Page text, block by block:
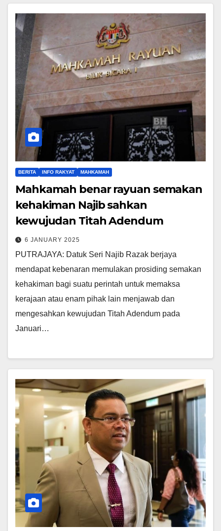
BERITA INFO RAKYAT MAHKAMAH
Mahkamah benar rayuan semakan
kehakiman Najib sahkan
kewujudan Titah Adendum
6 JANUARY 2025
PUTRAJAYA: Datuk Seri Najib Razak berjaya
mendapat kebenaran memulakan prosiding semakan
kehakiman bagi suatu perintah untuk memaksa
kerajaan atau enam pihak lain menjawab dan
mengesahkan kewujudan Titah Adendum pada
Januari…